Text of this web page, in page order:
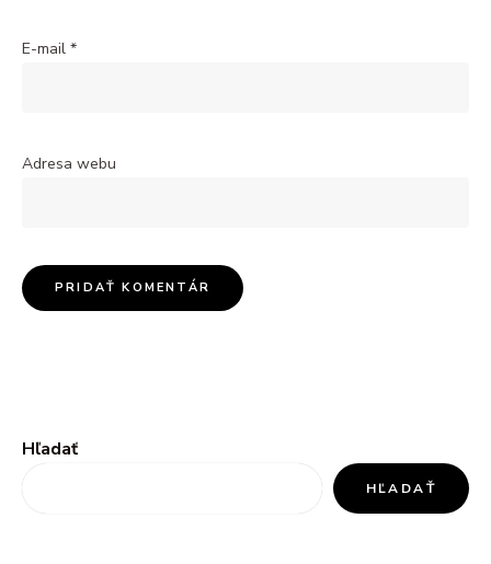
E-mail *
Adresa webu
Hľadať
HĽADAŤ